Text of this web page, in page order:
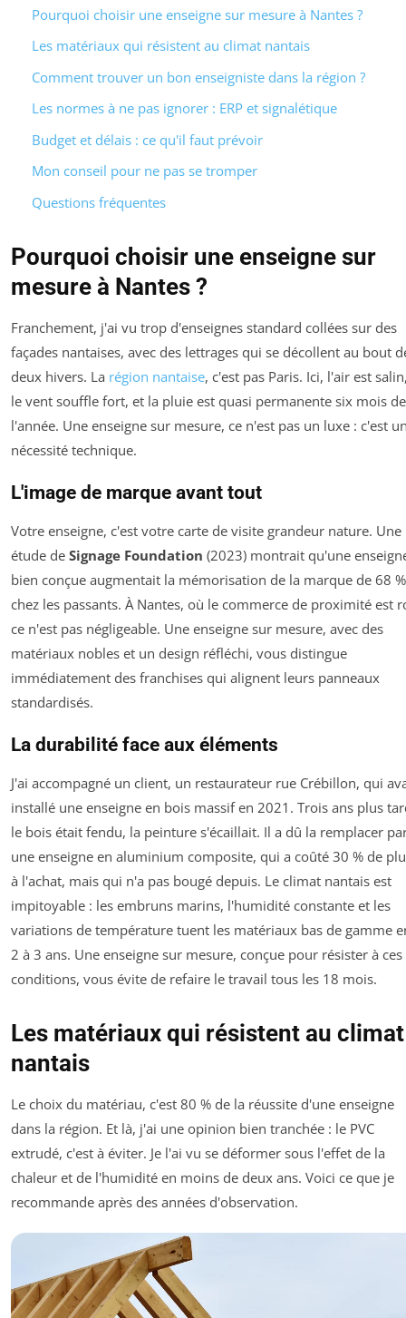
Pourquoi choisir une enseigne sur mesure à Nantes ?
Les matériaux qui résistent au climat nantais
Comment trouver un bon enseigniste dans la région ?
Les normes à ne pas ignorer : ERP et signalétique
Budget et délais : ce qu'il faut prévoir
Mon conseil pour ne pas se tromper
Questions fréquentes
Pourquoi choisir une enseigne sur
mesure à Nantes ?
Franchement, j'ai vu trop d'enseignes standard collées sur des
façades nantaises, avec des lettrages qui se décollent au bout
deux hivers. La région nantaise, c'est pas Paris. Ici, l'air est
le vent souffle fort, et la pluie est quasi permanente six mois de
l'année. Une enseigne sur mesure, ce n'est pas un luxe : c'est
nécessité technique.
L'image de marque avant tout
Votre enseigne, c'est votre carte de visite grandeur nature. Une
étude de Signage Foundation (2023) montrait qu'une
bien conçue augmentait la mémorisation de la marque de 68 %
chez les passants. À Nantes, où le commerce de proximité est
ce n'est pas négligeable. Une enseigne sur mesure, avec des
matériaux nobles et un design réfléchi, vous distingue
immédiatement des franchises qui alignent leurs panneaux
standardisés.
La durabilité face aux éléments
J'ai accompagné un client, un restaurateur rue Crébillon, qui
installé une enseigne en bois massif en 2021. Trois ans plus
le bois était fendu, la peinture s'écaillait. Il a dû la remplacer
une enseigne en aluminium composite, qui a coûté 30 % de
à l'achat, mais qui n'a pas bougé depuis. Le climat nantais est
impitoyable : les embruns marins, l'humidité constante et les
variations de température tuent les matériaux bas de gamme
2 à 3 ans. Une enseigne sur mesure, conçue pour résister à ces
conditions, vous évite de refaire le travail tous les 18 mois.
Les matériaux qui résistent au climat
nantais
Le choix du matériau, c'est 80 % de la réussite d'une enseigne
dans la région. Et là, j'ai une opinion bien tranchée : le PVC
extrudé, c'est à éviter. Je l'ai vu se déformer sous l'effet de la
chaleur et de l'humidité en moins de deux ans. Voici ce que je
recommande après des années d'observation.